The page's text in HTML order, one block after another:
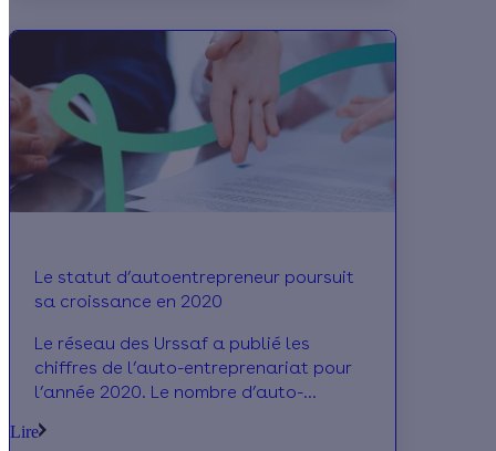
d’affaires ? Découvrez tout ce qu’il y a
Le statut d’autoentrepreneur poursuit
sa croissance en 2020
Le réseau des Urssaf a publié les
chiffres de l’auto-entreprenariat pour
l’année 2020. Le nombre d’auto-
287 000 de plus sur un an (+ 17,5%). Du
Lire